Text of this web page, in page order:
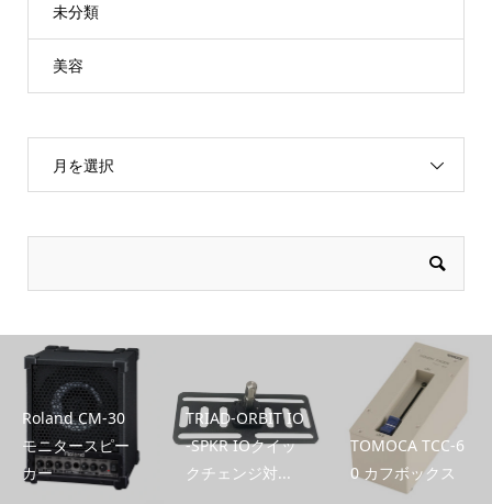
未分類
美容
月を選択
Roland CM-30
モニタースピー
カー
TRIAD-ORBIT IO
-SPKR IOクイッ
クチェンジ対...
TOMOCA TCC-6
0 カフボックス